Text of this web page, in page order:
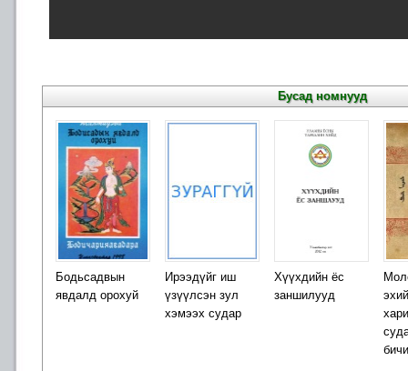
Бусад номнууд
Бодьсадвын
явдалд орохуй
Ирээдүйг иш
үзүүлсэн зул
хэмээх судар
Хүүхдийн ёс
заншилууд